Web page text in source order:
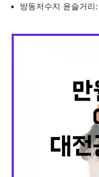
방동저수지 윤슬거